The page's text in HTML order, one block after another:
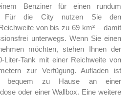
Benziner für einen rundum
Für die City nutzen Sie den
von bis zu 69 km² – damit
unterwegs. Wenn Sie einen
möchten, stehen Ihnen der
Liter-Tank mit einer Reichweite von
zur Verfügung. Aufladen ist
bequem zu Hause an einer
oder einer Wallbox. Eine weitere